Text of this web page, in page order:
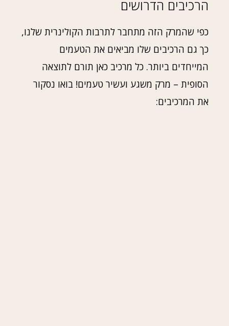
הרכיבים הדרושים
כפי שהמרק הזה מתחבר לתרבות הקולינרית שלנו,
כך גם הרכיבים שלו מביאים את הטעמים
המייחדים ביותר. כל מרכיב כאן תורם לתוצאה
הסופית – מרק משגע ועשיר טעמים! בואו נסקור
את המרכיבים: